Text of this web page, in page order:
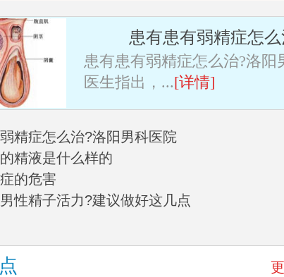
患有患有弱精症怎
患有患有弱精症怎么治?洛阳
医生指出，...[详情]
精症怎么治?洛阳男科医院
精液是什么样的
的危害
性精子活力?建议做好这几点